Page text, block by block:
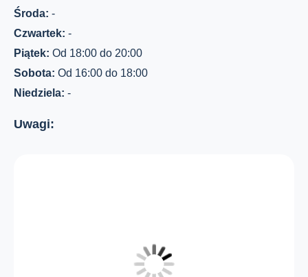
Środa: -
Czwartek: -
Piątek: Od 18:00 do 20:00
Sobota: Od 16:00 do 18:00
Niedziela: -
Uwagi: